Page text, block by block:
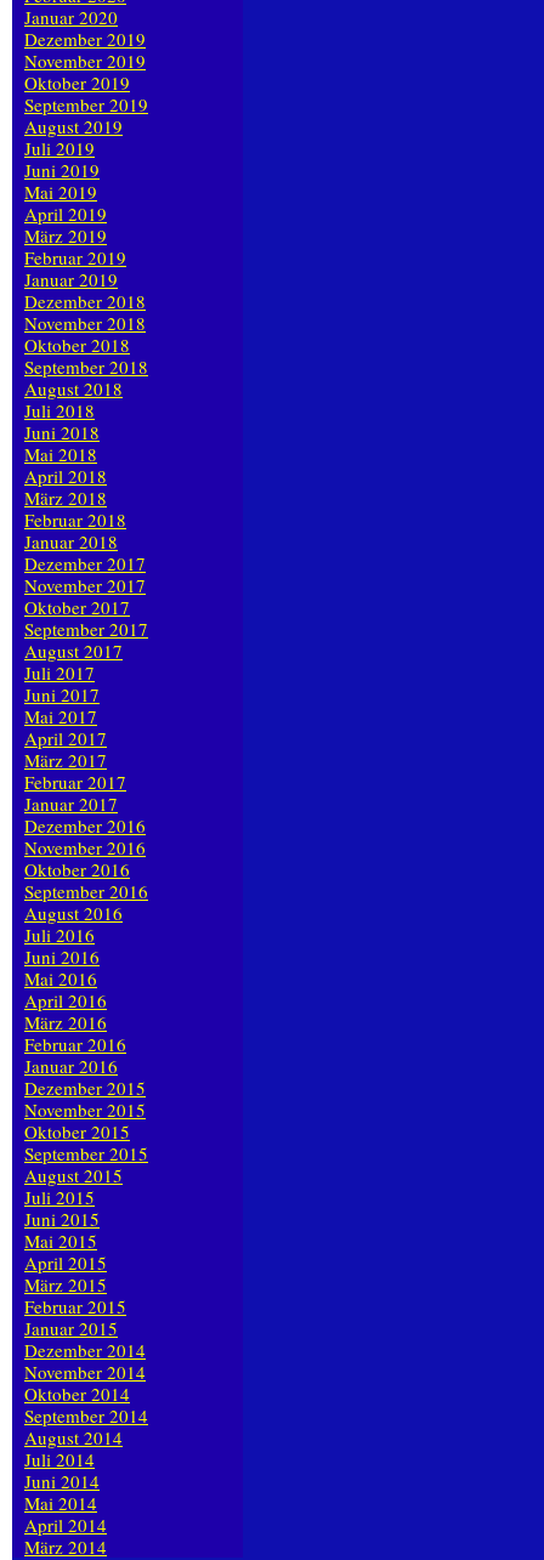
Januar 2020
Dezember 2019
November 2019
Oktober 2019
September 2019
August 2019
Juli 2019
Juni 2019
Mai 2019
April 2019
März 2019
Februar 2019
Januar 2019
Dezember 2018
November 2018
Oktober 2018
September 2018
August 2018
Juli 2018
Juni 2018
Mai 2018
April 2018
März 2018
Februar 2018
Januar 2018
Dezember 2017
November 2017
Oktober 2017
September 2017
August 2017
Juli 2017
Juni 2017
Mai 2017
April 2017
März 2017
Februar 2017
Januar 2017
Dezember 2016
November 2016
Oktober 2016
September 2016
August 2016
Juli 2016
Juni 2016
Mai 2016
April 2016
März 2016
Februar 2016
Januar 2016
Dezember 2015
November 2015
Oktober 2015
September 2015
August 2015
Juli 2015
Juni 2015
Mai 2015
April 2015
März 2015
Februar 2015
Januar 2015
Dezember 2014
November 2014
Oktober 2014
September 2014
August 2014
Juli 2014
Juni 2014
Mai 2014
April 2014
März 2014